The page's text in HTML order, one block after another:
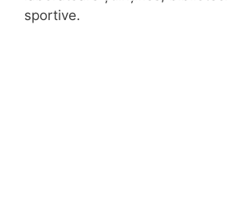
sportive.